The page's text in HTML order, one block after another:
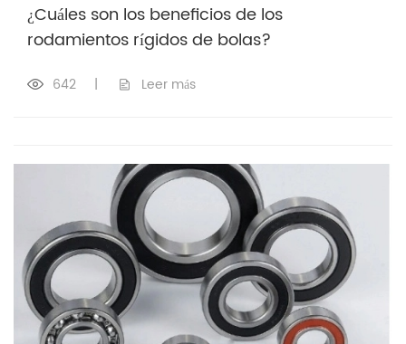
¿Cuáles son los beneficios de los
rodamientos rígidos de bolas?
642 | Leer más